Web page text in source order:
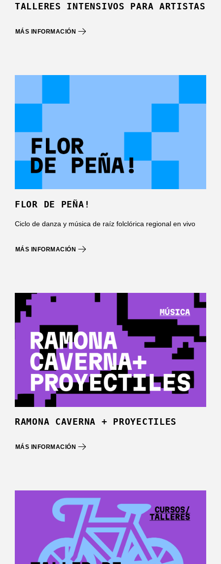
TALLERES INTENSIVOS PARA ARTISTAS
MÁS INFORMACIÓN
FLOR DE PEÑA!
Ciclo de danza y música de raíz folclórica regional en vivo
MÁS INFORMACIÓN
RAMONA CAVERNA + PROYECTILES
MÁS INFORMACIÓN